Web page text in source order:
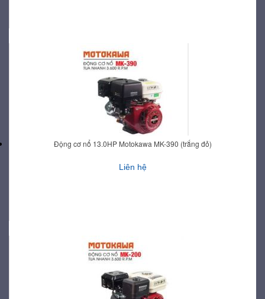
Động cơ nổ 13.0HP Motokawa MK-390 (trắng đỏ)
Liên hệ